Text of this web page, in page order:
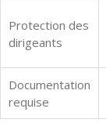
Protection des
dirigeants
Documentation
requise